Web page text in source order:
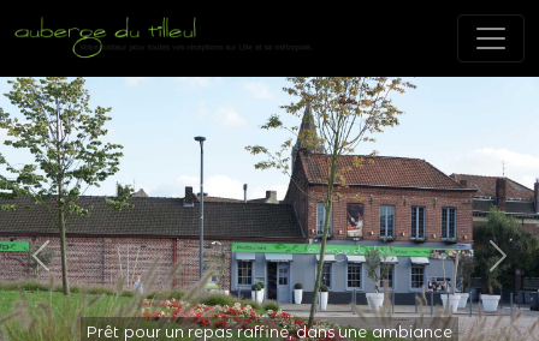
pour un repas raffiné, dans une ambiance
Previous